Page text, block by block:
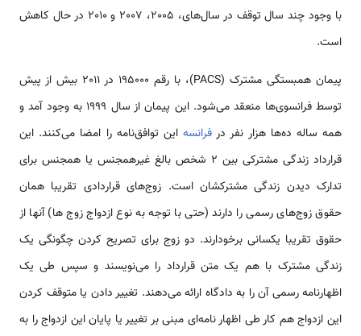
با وجود چند سال توقف در سال‌های، 2005، 2007 و 2010 در حال کاهش
است.
پیمان همبستگی مشترک (PACS)، با رقم 195000 در 2011 بیش از پیش
توسط فرانسوی‌ها منعقد می‌شود. این پیمان از سال 1999 به وجود آمد و
همه ساله ده‌ها هزار نفر در فرانسه این توافق‌نامه را امضا می‌کنند. این
قرارداد زندگی مشترکی بین 2 شخص بالغ غیرهمجنس یا همجنس برای
تدارک دیدن زندگی مشترکشان است. زوج‌های قراردادی تقریبا همان
حقوق زوج‌های رسمی را دارند (حتی با توجه به نوع ازدواج زوج ها) آنها از
حقوق تقریبا یکسانی برخودارند. دو زوج برای تصریح کردن چگونگی یک
زندگی مشترک با هم یک متن قرارداد را می‌نویسند و سپس طی یک
اظهار‌نامه رسمی آن را به دادگاه ارائه می‌دهند. تغییر دادن یا متوقف کردن
این ازدواج هم کار طی اظهار نامه‌ای مبنی بر تغییر یا پایان این ازدواج را به